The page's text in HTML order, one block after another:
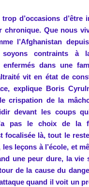
trop d’occasions d’être
chronique. Que nous
l’Afghanistan
contraints à
enfermés dans une
vit en état de
explique Boris
crispation de la
devant les coups
pas le choix de la
focalisée là, tout le
les leçons à l’école, et
une peur dure, la vie
de la cause du
quand il voit un